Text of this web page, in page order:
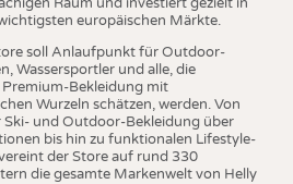
europäischen Märkte.
soll Anlaufpunkt für Outdoor-
Wassersportler und alle, die
Bekleidung mit
Wurzeln schätzen, werden. Von
Ski- und Outdoor-Bekleidung über
bis hin zu funktionalen Lifestyle-
der Store auf rund 330
die gesamte Markenwelt von Helly